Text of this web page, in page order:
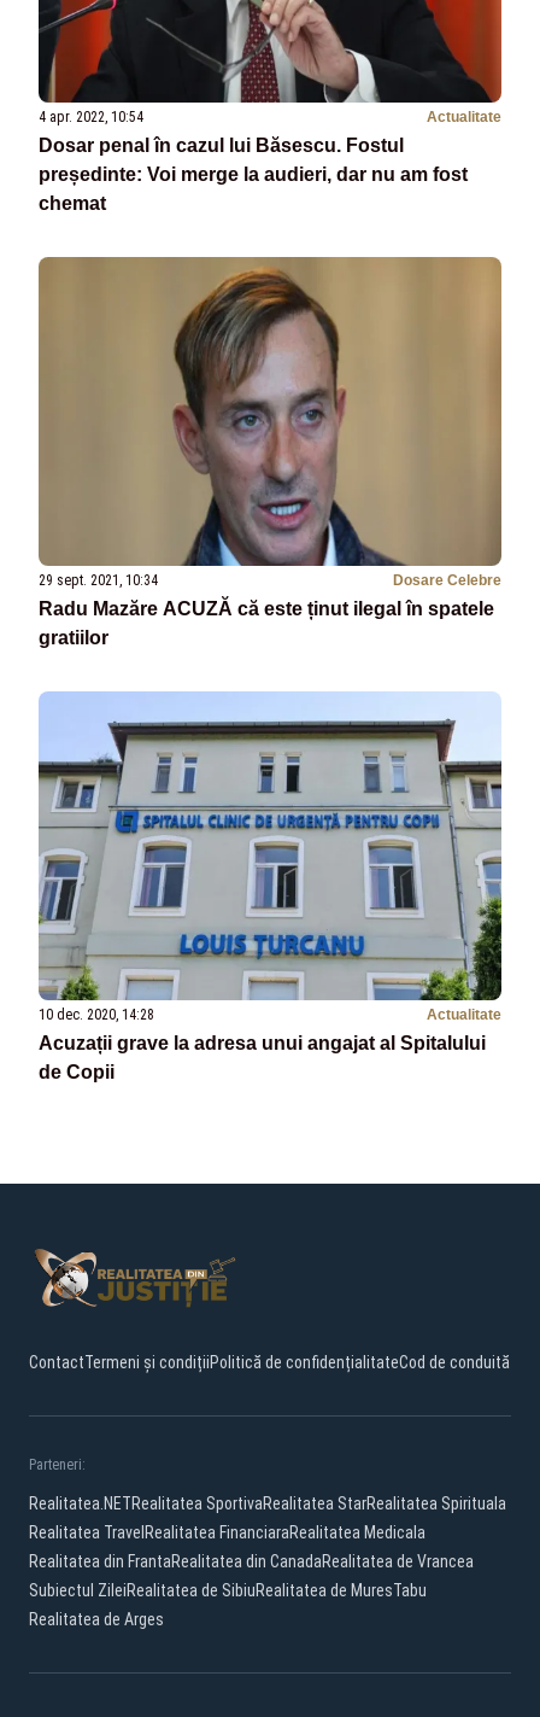
4 apr. 2022, 10:54 Actualitate
Dosar penal în cazul lui Băsescu. Fostul
președinte: Voi merge la audieri, dar nu am fost
chemat
29 sept. 2021, 10:34 Dosare Celebre
Radu Mazăre ACUZĂ că este ținut ilegal în spatele
gratiilor
10 dec. 2020, 14:28 Actualitate
Acuzații grave la adresa unui angajat al Spitalului
de Copii
ContactTermeni și condițiiPolitică de confidențialitateCod de conduită
Parteneri:
Realitatea.NETRealitatea SportivaRealitatea StarRealitatea Spirituala
Realitatea Travel Realitatea FinanciaraRealitatea Medicala
Realitatea din FrantaRealitatea din CanadaRealitatea de Vrancea
Subiectul ZileiRealitatea de SibiuRealitatea de MuresTabu
Realitatea de Arges